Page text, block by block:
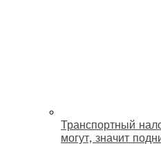
Транспортный
могут, значит